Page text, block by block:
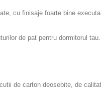
cu finisaje foarte bine
de pat pentru dormitorul tau.
de carton deosebite, de